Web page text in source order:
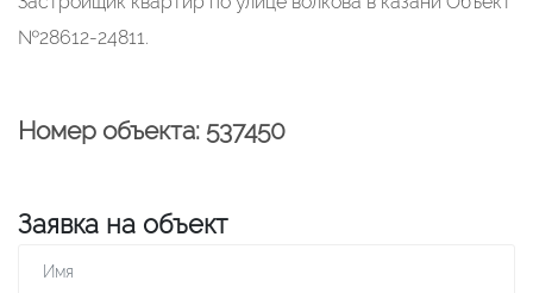
№28612-24811.
Номер объекта: 537450
Заявка на объект